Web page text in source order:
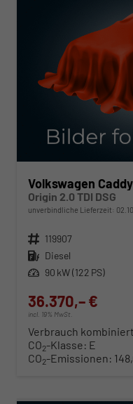
Volkswagen
Origin 2.0 TDI DSG
unverbindliche Lieferzeit:
Fahrzeugnr. 119907
Kraftstoff Diesel
Leistung 90 kW (122 PS)
36.370,– €
incl. 19% MwSt.
Verbrauch
CO2-Klasse: E
CO2-Emissionen: